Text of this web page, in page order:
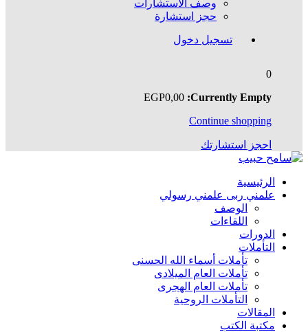
وصف الاستشارات
حجز استشارة
تسجيل دخول
0
Currently Empty:
EGP0,00
Continue shopping
احجز استشارتك
الرئيسية
علمني ربى علمني رسولي
الوصف
اللقاءات
الدورات
التأملات
تأملات أسماء الله الحسنى
تأملات العام الميلادى
تأملات العام الهجرى
التأملات الروحية
المقالات
مكتبة الكتب